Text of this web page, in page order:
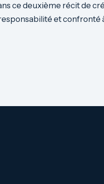
ce deuxième récit de
et confronté